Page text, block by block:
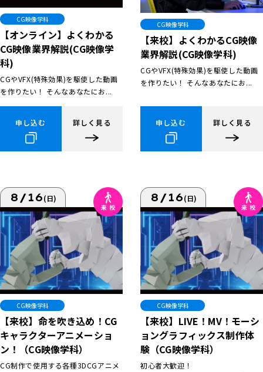
CG映像学科
【オンライン】よくわかる
CG映像業界解説(CG映像学
科)
CGやVFX(特殊効果)を駆使した動画
を作りたい！ そんなあなたにお...
申し込む 詳しく見る
CG映像学科
【来校】よくわかるCG映像
業界解説(CG映像学科)
CGやVFX(特殊効果)を駆使した動画
を作りたい！ そんなあなたにお...
申し込む 詳しく見る
8/16(日)
CG映像学科
【来校】命を吹き込め！CG
キャラクターアニメーショ
ン！（CG映像学科）
CG制作で使用する各種3DCGアニメ
8/16(日)
CG映像学科
【来校】LIVE！MV！モーシ
ョングラフィックス制作体
験（CG映像学科）
初心者大歓迎！